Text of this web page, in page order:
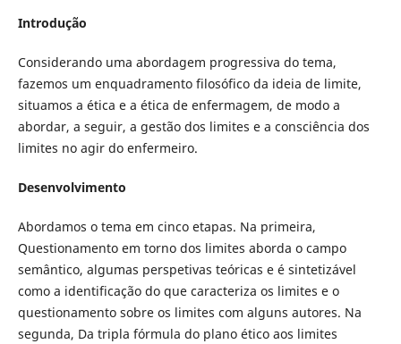
Introdução
Considerando uma abordagem progressiva do tema,
fazemos um enquadramento filosófico da ideia de limite,
situamos a ética e a ética de enfermagem, de modo a
abordar, a seguir, a gestão dos limites e a consciência dos
limites no agir do enfermeiro.
Desenvolvimento
Abordamos o tema em cinco etapas. Na primeira,
Questionamento em torno dos limites aborda o campo
semântico, algumas perspetivas teóricas e é sintetizável
como a identificação do que caracteriza os limites e o
questionamento sobre os limites com alguns autores. Na
segunda, Da tripla fórmula do plano ético aos limites